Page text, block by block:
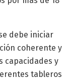
debe iniciar
coherente y
capacidades y
tableros